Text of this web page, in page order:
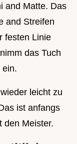
and Matte. Das
and Streifen
festen Linie
das Tuch
ein.
leicht zu
ist anfangs
den Meister.